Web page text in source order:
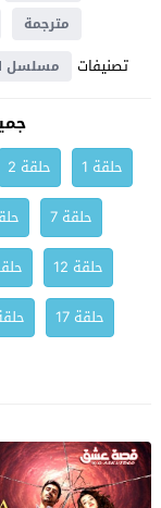
مترجمة
تصنيفات مسلسل
حلقة 1 حلقة 2
حلقة 7
حلقة 12
حلقة 17